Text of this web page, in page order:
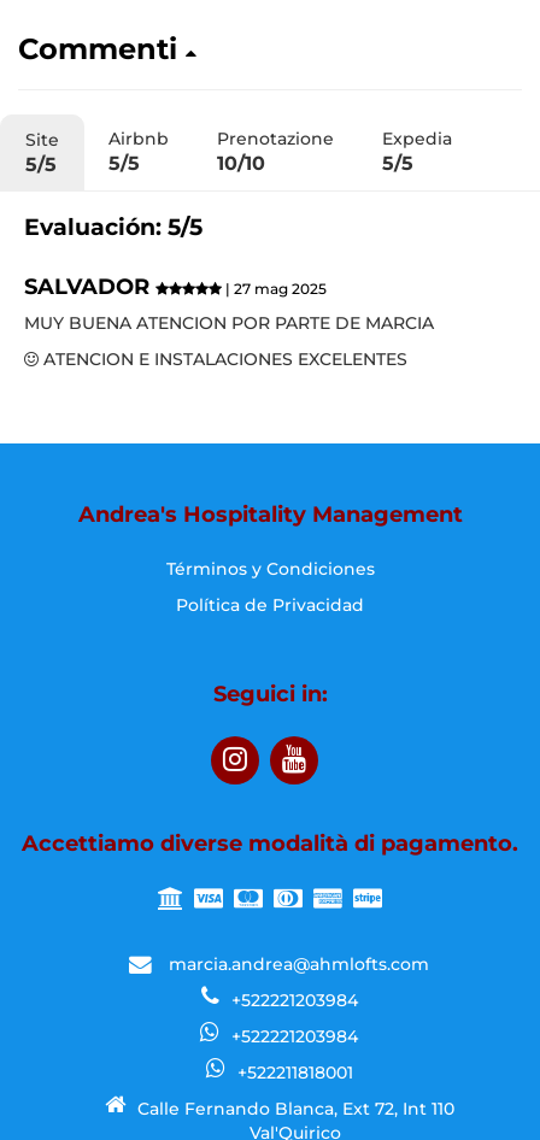
Commenti
Site
5/5
Airbnb
5/5
Prenotazione
10/10
Expedia
5/5
Evaluación: 5/5
SALVADOR | 27 mag 2025
MUY BUENA ATENCION POR PARTE DE MARCIA
ATENCION E INSTALACIONES EXCELENTES
Andrea's Hospitality Management
Términos y Condiciones
Política de Privacidad
Seguici in:
Accettiamo diverse modalità di pagamento.
marcia.andrea@ahmlofts.com
+522221203984
+522221203984
+522211818001
Calle Fernando Blanca, Ext 72, Int 110
Val'Quirico